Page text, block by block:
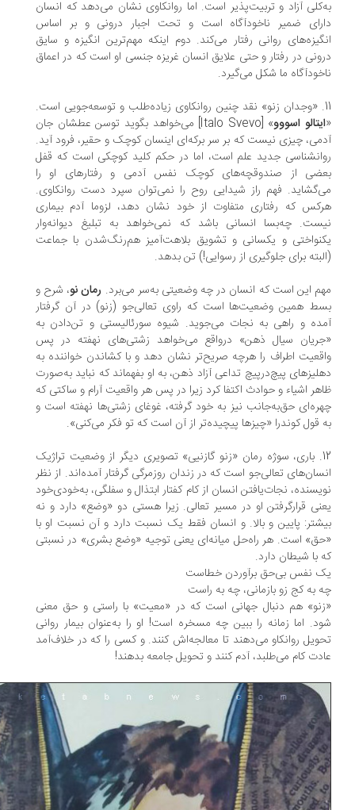
آزاد و تربیت‌پذیر است. اما روانکاوی نشان می‌دهد که انسان
ضمیر ناخودآگاه است و تحت اجبار درونی و بر اساس
روانی رفتار می‌کند. دوم اینکه مهم‌ترین انگیزه و سایق
در رفتار و حتی علایق انسان غریزه جنسی او است که در اعماق
ما شکل می‌گیرد.
11. «وجدان زنو» نقد چنین روانکاوی زیاده‌طلب و توسعه‌جویی است.
ایتالو اسووو
» [Italo Svevo] می‌خواهد بگوید توسن عطشان جان
چیزی نیست که بر سر برکه‌ای اینسان کوچک و حقیر، فرود آید.
جدید علم است، اما در حکم کلید کوچکی است که قفل
از صندوقچه‌های کوچک نفس آدمی و رفتارهای او را
فهم راز شیدایی روح را نمی‌توان سپرد دست روانکاوی.
که رفتاری متفاوت از خود نشان دهد، لزوما آدم بیماری
چه‌بسا انسانی باشد که نمی‌خواهد به تبلیغ دیوانه‌وار
و یکسانی و تشویق بلاهت‌آمیز هم‌رنگ‌شدن با جماعت
برای جلوگیری از رسوایی!) تن بدهد.
این است که انسان در چه وضعیتی به‌سر می‌برد.رمان نو، شرح و
همین وضعیت‌ها است که راوی تعالی‌جو (زنو) در آن گرفتار
و راهی به نجات می‌جوید. شیوه سورئالیستی و تن‌دادن به
سیال ذهن» درواقع می‌خواهد زشتی‌های نهفته در پس
اطراف را هرچه صریح‌تر نشان دهد و با کشاندن خواننده به
پیچ‌درپیچ تداعی آزاد ذهن، به او بفهماند که نباید به‌صورت
اشیاء و حوادث اکتفا کرد زیرا در پس هر واقعیت آرام و ساکتی که
حق‌به‌جانب نیز به خود گرفته، غوغای زشتی‌ها نهفته است و
قول کوندرا «چیزها پیچیده‌تر از آن است که تو فکر می‌کنی».
12. باری، سوژه رمان «زنو گازنیی» تصویری دیگر از وضعیت تراژیک
تعالی‌جو است که در زندان روزمرگی گرفتار آمده‌اند. از نظر
نجات‌یافتن انسان از کام کفتار ابتذال و سفلگی، به‌خودی‌خود
قرارگرفتن او در مسیر تعالی. زیرا هستی دو «وضع» دارد و نه
پایین و بالا. و انسان فقط یک نسبت دارد و آن نسبت او با
است. هر راه‌حل میانه‌ای یعنی توجیه «وضع بشری» در نسبتی
با شیطان دارد.
نفس بی‌حق برآوردن خطاست
به کج زو بازمانی، چه به راست
هم دنبال جهانی است که در «معیت» با راستی و حق معنی
اما زمانه را ببین چه مسخره است! او را به‌عنوان بیمار روانی
روانکاو می‌دهند تا معالجه‌اش کنند. و کسی را که در خلاف‌آمد
کام می‌طلبد، آدم کنند و تحویل جامعه بدهند!